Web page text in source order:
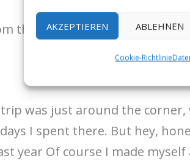
AKZEPTIEREN ABLEHNEN
Cookie-Richtlinie
this successful trip:
trip was just around the
I spent there. But hey,
year Of course I made myself